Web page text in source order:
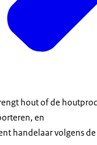
hout of de
en
handelaar volgens